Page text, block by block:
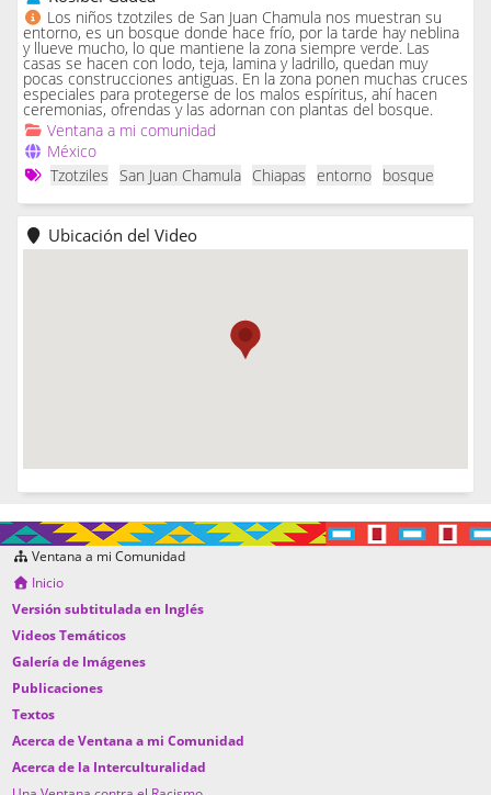
Los niños tzotziles de San Juan Chamula nos muestran su
entorno, es un bosque donde hace frío, por la tarde hay neblina
y llueve mucho, lo que mantiene la zona siempre verde. Las
casas se hacen con lodo, teja, lamina y ladrillo, quedan muy
pocas construcciones antiguas. En la zona ponen muchas cruces
especiales para protegerse de los malos espíritus, ahí hacen
ceremonias, ofrendas y las adornan con plantas del bosque.
Ventana a mi comunidad
México
Tzotziles
San Juan Chamula Chiapas entorno bosque
Ubicación del Video
Ventana a mi Comunidad
Inicio
Versión subtitulada en Inglés
Videos Temáticos
Galería de Imágenes
Publicaciones
Textos
Acerca de Ventana a mi Comunidad
Acerca de la Interculturalidad